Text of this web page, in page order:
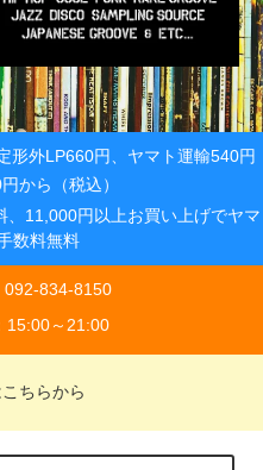
形外LP660円、ヤマト運輸540円
から（税込）
11,000円以上お買い上げでヤマ
数料無料
092-834-8150
15:00～21:00
ちらから